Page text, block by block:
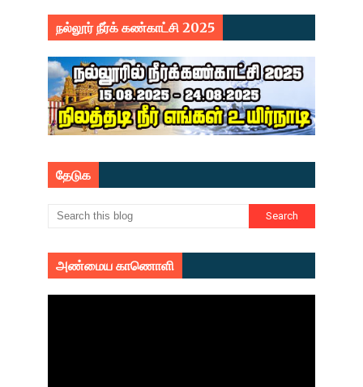
நல்லூர் நீர்க் கண்காட்சி 2025
தேடுக
அண்மைய காணொளி